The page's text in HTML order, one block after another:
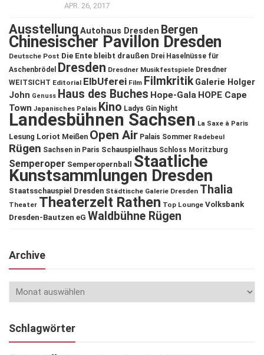
APR. 26, 2017
Ausstellung Autohaus Dresden Bergen
Chinesischer Pavillon Dresden
Deutsche Post Die Ente bleibt draußen Drei Haselnüsse für
Aschenbrödel
Dresden Dresdner Musikfestspiele Dresdner
WEITSICHT Editorial ElbUferei Film Filmkritik Galerie Holger
John Genuss Haus des Buches Hope-Gala HOPE Cape
Town Japanisches Palais Kino Ladys Gin Night
Landesbühnen Sachsen La Saxe à Paris
Lesung Loriot Meißen Open Air Palais Sommer Radebeul
Rügen Sachsen in Paris Schauspielhaus Schloss Moritzburg
Semperoper Semperopernball Staatliche
Kunstsammlungen Dresden
Staatsschauspiel Dresden Städtische Galerie Dresden Thalia
Theater Theaterzelt Rathen Top Lounge Volksbank
Dresden-Bautzen eG Waldbühne Rügen
Archive
Schlagwörter